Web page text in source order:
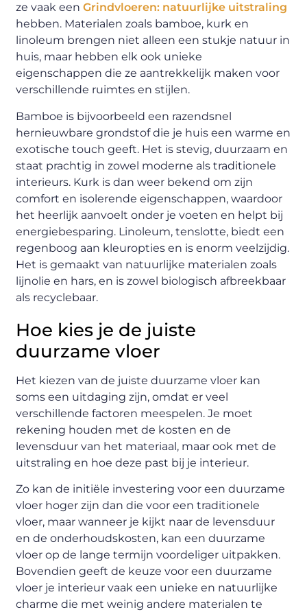
ze vaak eenGrindvloeren: natuurlijke uitstraling
hebben. Materialen zoals bamboe, kurk en
linoleum brengen niet alleen een stukje natuur in
huis, maar hebben elk ook unieke
eigenschappen die ze aantrekkelijk maken voor
verschillende ruimtes en stijlen.
Bamboe is bijvoorbeeld een razendsnel
hernieuwbare grondstof die je huis een warme en
exotische touch geeft. Het is stevig, duurzaam en
staat prachtig in zowel moderne als traditionele
interieurs. Kurk is dan weer bekend om zijn
comfort en isolerende eigenschappen, waardoor
het heerlijk aanvoelt onder je voeten en helpt bij
energiebesparing. Linoleum, tenslotte, biedt een
regenboog aan kleuropties en is enorm veelzijdig.
Het is gemaakt van natuurlijke materialen zoals
lijnolie en hars, en is zowel biologisch afbreekbaar
als recyclebaar.
Hoe kies je de juiste
duurzame vloer
Het kiezen van de juiste duurzame vloer kan
soms een uitdaging zijn, omdat er veel
verschillende factoren meespelen. Je moet
rekening houden met de kosten en de
levensduur van het materiaal, maar ook met de
uitstraling en hoe deze past bij je interieur.
Zo kan de initiële investering voor een duurzame
vloer hoger zijn dan die voor een traditionele
vloer, maar wanneer je kijkt naar de levensduur
en de onderhoudskosten, kan een duurzame
vloer op de lange termijn voordeliger uitpakken.
Bovendien geeft de keuze voor een duurzame
vloer je interieur vaak een unieke en natuurlijke
charme die met weinig andere materialen te